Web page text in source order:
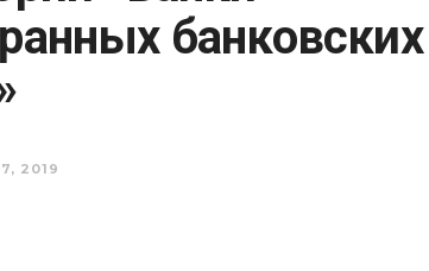
банковских
2019